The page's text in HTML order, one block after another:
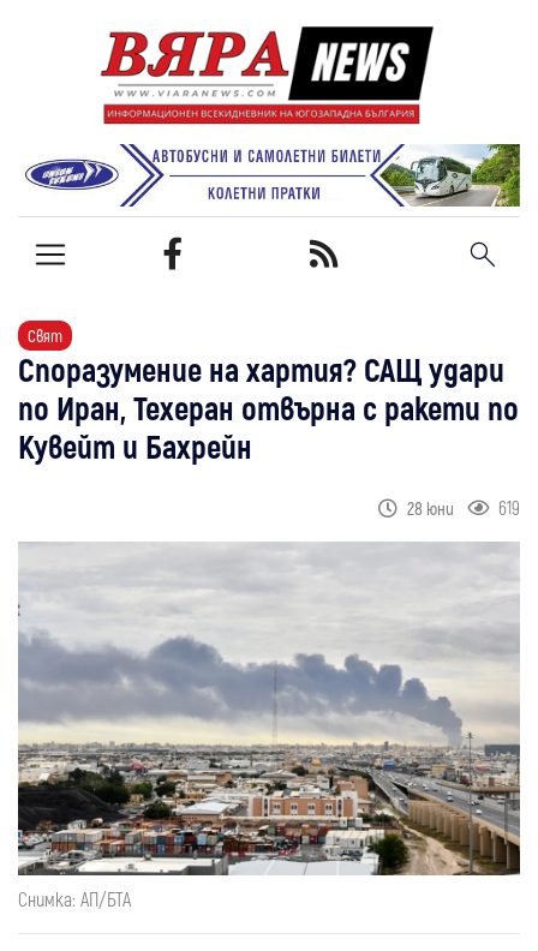
Свят
Споразумение на хартия? САЩ удари
по Иран, Техеран отвърна с ракети по
Кувейт и Бахрейн
28 юни 619
Снимка: АП/БТА